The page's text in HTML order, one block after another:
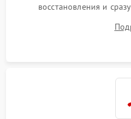
восстановления и